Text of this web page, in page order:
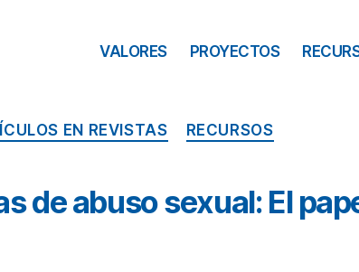
VALORES PROYECTOS
EN REVISTAS RECURSOS
de abuso sexual: El